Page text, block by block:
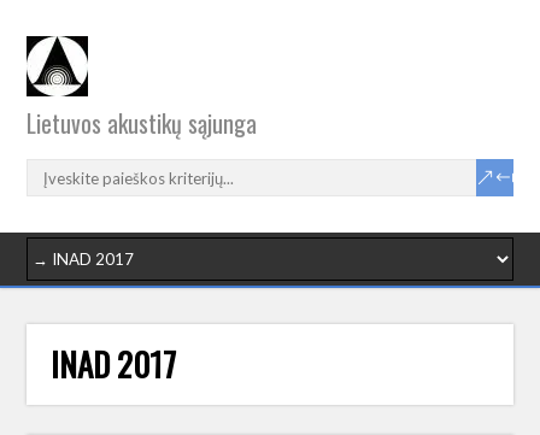
Lietuvos akustikų sąjunga
INAD 2017